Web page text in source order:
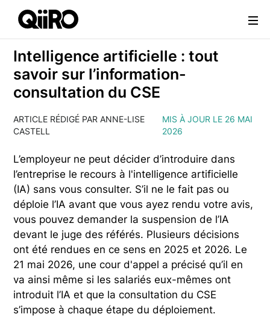
Webflow Homepage
Intelligence artificielle : tout
savoir sur l’information-
consultation du CSE
ARTICLE RÉDIGÉ PAR ANNE-LISE
CASTELL
MIS À JOUR LE 26 MAI
2026
L’employeur ne peut décider d’introduire dans
l’entreprise le recours à l'intelligence artificielle
(IA) sans vous consulter. S’il ne le fait pas ou
déploie l’IA avant que vous ayez rendu votre avis,
vous pouvez demander la suspension de l’IA
devant le juge des référés. Plusieurs décisions
ont été rendues en ce sens en 2025 et 2026. Le
21 mai 2026, une cour d'appel a précisé qu’il en
va ainsi même si les salariés eux-mêmes ont
introduit l’IA et que la consultation du CSE
s’impose à chaque étape du déploiement.